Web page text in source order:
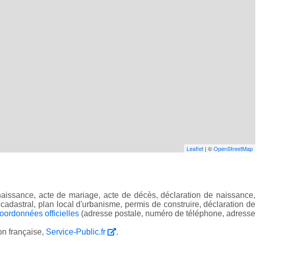
Leaflet | ©OpenStreetMap
acte de mariage, acte de décès, déclaration de naissance,
plan local d'urbanisme, permis de construire, déclaration de
officielles (adresse postale, numéro de téléphone, adresse
française, Service-Public.fr .